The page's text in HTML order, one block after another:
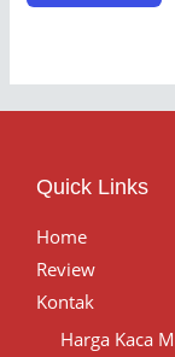
Quick Links
Home
Review
Kontak
Harga Kaca